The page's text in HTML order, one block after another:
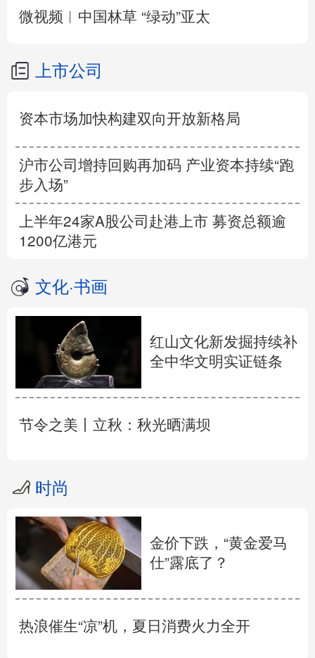
微视频︱中国林草 “绿动”亚太
上市公司
资本市场加快构建双向开放新格局
沪市公司增持回购再加码 产业资本持续“跑
步入场”
上半年24家A股公司赴港上市 募资总额逾
1200亿港元
文化·书画
红山文化新发掘持续补
全中华文明实证链条
节令之美丨立秋：秋光晒满坝
时尚
金价下跌，“黄金爱马
仕”露底了？
热浪催生“凉”机，夏日消费火力全开